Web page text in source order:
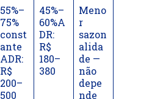
55%–
75%
const
ante
ADR:
R$
200–
500
45%–
60%A
DR:
R$
180–
380
Meno
r
sazon
alida
de —
não
depe
nde